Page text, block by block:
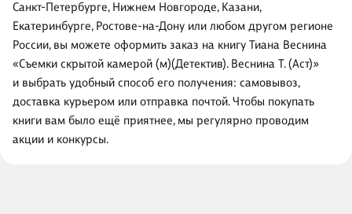
Санкт-Петербурге, Нижнем Новгороде, Казани,
Екатеринбурге, Ростове-на-Дону или любом другом регионе
России, вы можете оформить заказ на книгу Тиана Веснина
«Съемки скрытой камерой (м)(Детектив). Веснина Т. (Аст)»
и выбрать удобный способ его получения: самовывоз,
доставка курьером или отправка почтой. Чтобы покупать
книги вам было ещё приятнее, мы регулярно проводим
акции и конкурсы.